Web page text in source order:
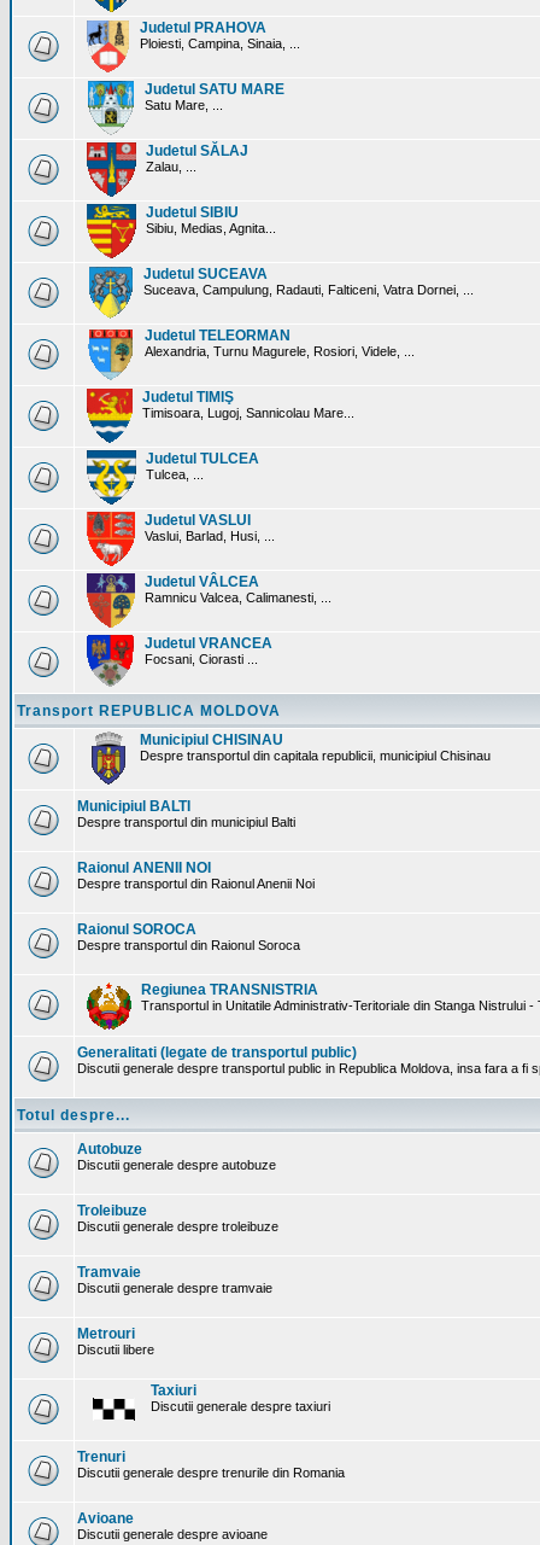
Judetul PRAHOVA
Ploiesti, Campina, Sinaia, ...
Judetul SATU MARE
Satu Mare, ...
Judetul SĂLAJ
Zalau, ...
Judetul SIBIU
Sibiu, Medias, Agnita...
Judetul SUCEAVA
Suceava, Campulung, Radauti, Falticeni, Vatra Dornei, ...
Judetul TELEORMAN
Alexandria, Turnu Magurele, Rosiori, Videle, ...
Judetul TIMIŞ
Timisoara, Lugoj, Sannicolau Mare...
Judetul TULCEA
Tulcea, ...
Judetul VASLUI
Vaslui, Barlad, Husi, ...
Judetul VÂLCEA
Ramnicu Valcea, Calimanesti, ...
Judetul VRANCEA
Focsani, Ciorasti ...
Transport REPUBLICA MOLDOVA
Municipiul CHISINAU
Despre transportul din capitala republicii, municipiul Chisinau
Municipiul BALTI
Despre transportul din municipiul Balti
Raionul ANENII NOI
Despre transportul din Raionul Anenii Noi
Raionul SOROCA
Despre transportul din Raionul Soroca
Regiunea TRANSNISTRIA
Transportul in Unitatile Administrativ-Teritoriale din Stanga Nistrului -
Generalitati (legate de transportul public)
Discutii generale despre transportul public in Republica Moldova, insa fara a fi
Totul despre...
Autobuze
Discutii generale despre autobuze
Troleibuze
Discutii generale despre troleibuze
Tramvaie
Discutii generale despre tramvaie
Metrouri
Discutii libere
Taxiuri
Discutii generale despre taxiuri
Trenuri
Discutii generale despre trenurile din Romania
Avioane
Discutii generale despre avioane